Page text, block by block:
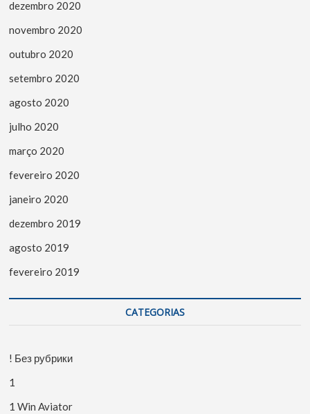
dezembro 2020
novembro 2020
outubro 2020
setembro 2020
agosto 2020
julho 2020
março 2020
fevereiro 2020
janeiro 2020
dezembro 2019
agosto 2019
fevereiro 2019
CATEGORIAS
! Без рубрики
1
1 Win Aviator